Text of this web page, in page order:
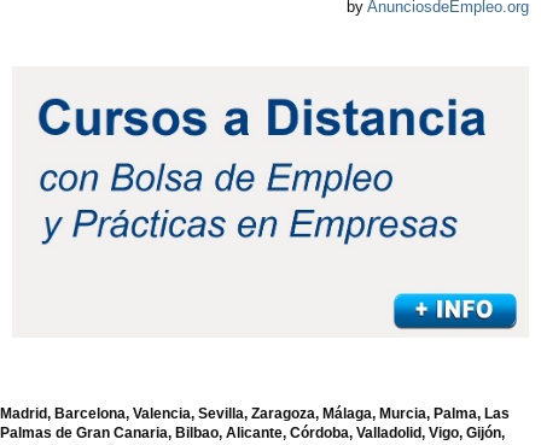
by AnunciosdeEmpleo.org
Madrid, Barcelona, Valencia, Sevilla, Zaragoza, Málaga, Murcia, Palma, Las
Palmas de Gran Canaria, Bilbao, Alicante, Córdoba, Valladolid, Vigo, Gijón,